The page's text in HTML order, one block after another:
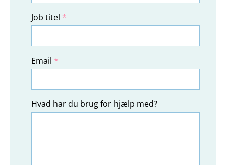
Job titel *
Email *
Hvad har du brug for hjælp med?